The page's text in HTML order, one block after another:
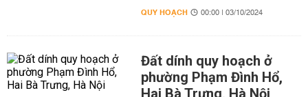
QUY HOẠCH 00:00 | 03/10/2024
Đất dính quy hoạch ở
phường Phạm Đình Hổ,
Hai Bà Trưng, Hà Nội